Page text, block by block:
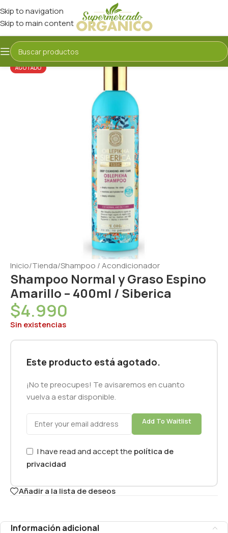
Skip to navigation
Skip to main content
AGOTADO
Inicio/Tienda/Shampoo / Acondicionador
Shampoo Normal y Graso Espino
Amarillo – 400ml / Siberica
$4.990
Sin existencias
Este producto está agotado.
¡No te preocupes! Te avisaremos en cuanto
vuelva a estar disponible.
Add To Waitlist
I have read and accept the política de
privacidad
Añadir a la lista de deseos
Información adicional